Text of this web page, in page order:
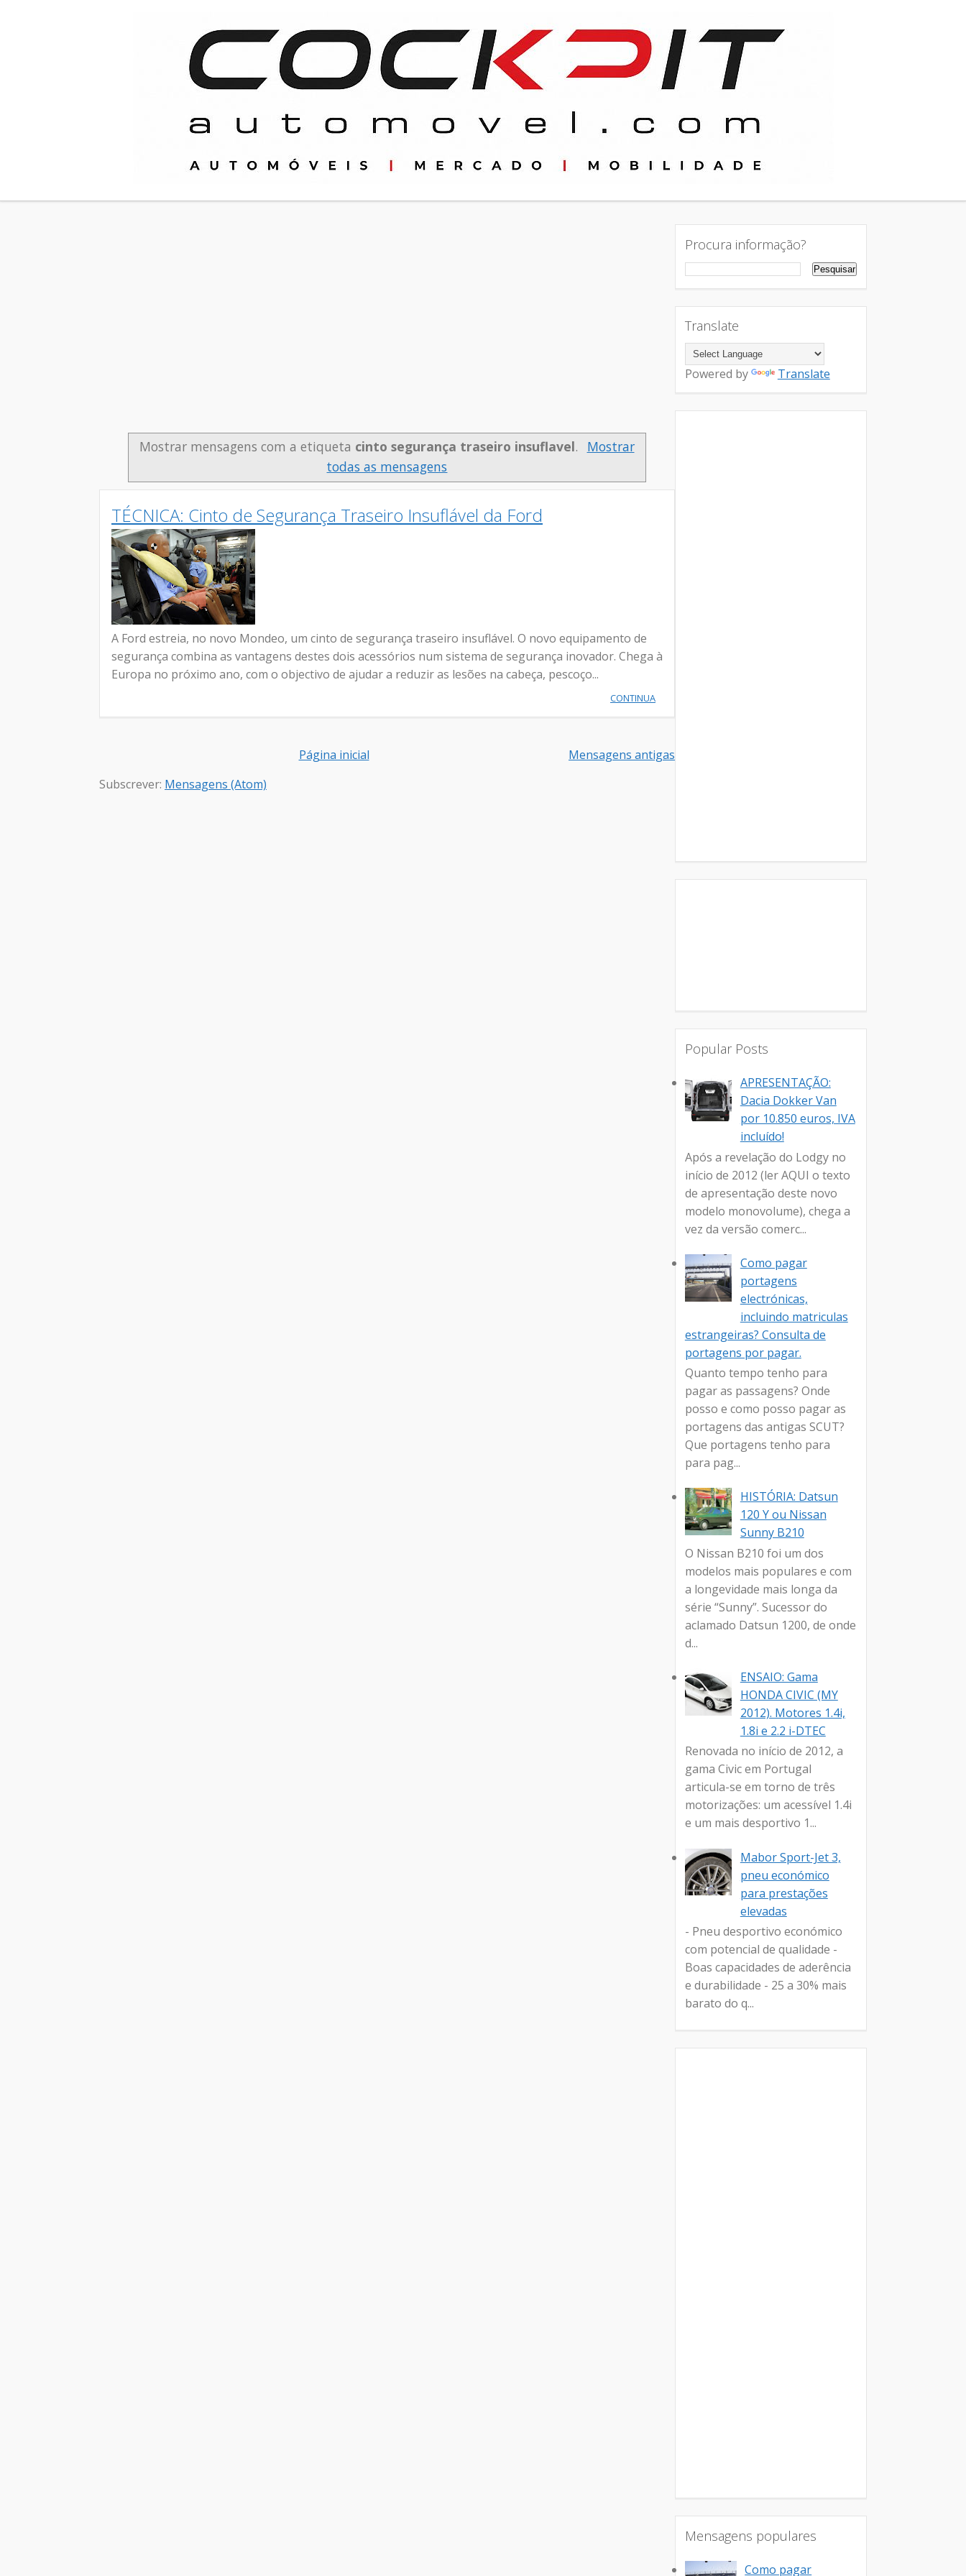
Mostrar mensagens com a etiqueta cinto segurança traseiro insuflavel.
Mostrar
todas as mensagens
TÉCNICA: Cinto de Segurança Traseiro Insuflável da Ford
A Ford estreia, no novo Mondeo, um cinto de segurança traseiro insuflável. O novo equipamento de
segurança combina as vantagens destes dois acessórios num sistema de segurança inovador. Chega à
Europa no próximo ano, com o objectivo de ajudar a reduzir as lesões na cabeça, pescoço...
CONTINUA
Mensagens antigas
Página inicial
Subscrever: Mensagens (Atom)
Procura informação?
Translate
Powered by Translate
Popular Posts
APRESENTAÇÃO:
Dacia Dokker Van
por 10.850 euros, IVA
incluído!
Após a revelação do Lodgy no
início de 2012 (ler AQUI o texto
de apresentação deste novo
modelo monovolume), chega a
vez da versão comerc...
Como pagar
portagens
electrónicas,
incluindo matriculas
estrangeiras? Consulta de
portagens por pagar.
Quanto tempo tenho para
pagar as passagens? Onde
posso e como posso pagar as
portagens das antigas SCUT?
Que portagens tenho para
para pag...
HISTÓRIA: Datsun
120 Y ou Nissan
Sunny B210
O Nissan B210 foi um dos
modelos mais populares e com
a longevidade mais longa da
série “Sunny”. Sucessor do
aclamado Datsun 1200, de onde
d...
ENSAIO: Gama
HONDA CIVIC (MY
2012). Motores 1.4i,
1.8i e 2.2 i-DTEC
Renovada no início de 2012, a
gama Civic em Portugal
articula-se em torno de três
motorizações: um acessível 1.4i
e um mais desportivo 1...
Mabor Sport-Jet 3,
pneu económico
para prestações
elevadas
- Pneu desportivo económico
com potencial de qualidade -
Boas capacidades de aderência
e durabilidade - 25 a 30% mais
barato do q...
Mensagens populares
Como pagar